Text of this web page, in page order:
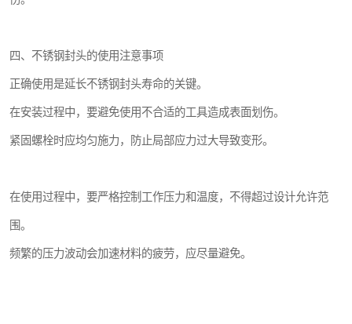
四、不锈钢封头的使用注意事项
正确使用是延长不锈钢封头寿命的关键。
在安装过程中，要避免使用不合适的工具造成表面划伤。
紧固螺栓时应均匀施力，防止局部应力过大导致变形。
在使用过程中，要严格控制工作压力和温度，不得超过设计允许范
围。
频繁的压力波动会加速材料的疲劳，应尽量避免。